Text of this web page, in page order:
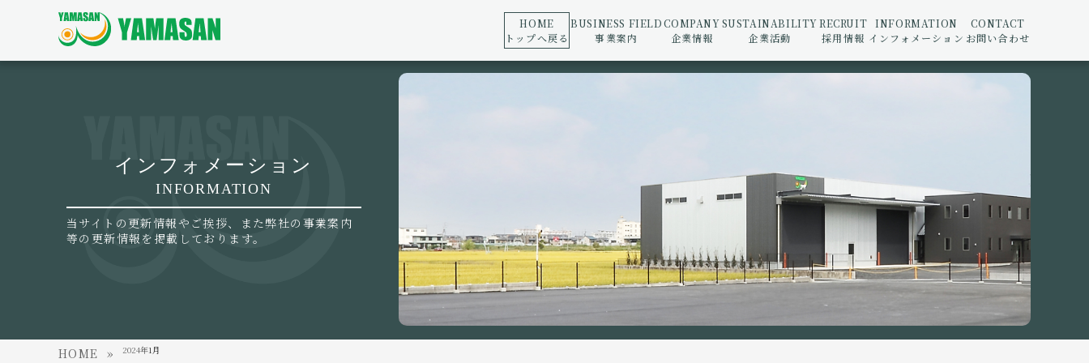
HOME
トップへ戻る
BUSINESS FIELD
事業案内
COMPANY
企業情報
SUSTAINABILITY
企業活動
RECRUIT
採用情報
INFORMATION
インフォメーション
CONTACT
お問い合わせ
インフォメーション
INFORMATION
当サイトの更新情報やご挨拶、また弊社の事業案内
等の更新情報を掲載しております。
HOME 2024年1月